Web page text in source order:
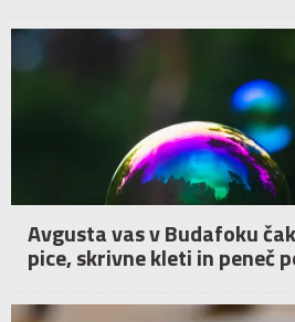
Avgusta vas v Budafoku
pice, skrivne kleti in peneč